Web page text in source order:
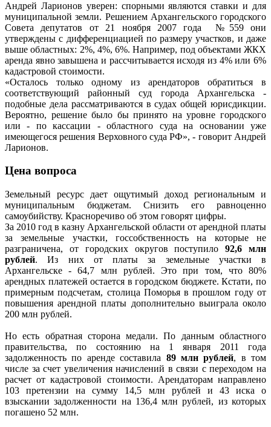
Андрей Ларионов уверен: спорными являются ставки и для
муниципальной земли. Решением Архангельского городского
Совета депутатов от 21 ноября 2007 года №559 они
утверждены с дифференциацией по размеру участков, и даже
выше областных: 2%, 4%, 6%. Например, под объектами ЖКХ
аренда явно завышена и рассчитывается исходя из 4% или 6%
кадастровой стоимости.
«Осталось только одному из арендаторов обратиться в
соответствующий районный суд города Архангельска -
подобные дела рассматриваются в судах общей юрисдикции.
Вероятно, решение было бы принято на уровне городского
или - по кассации - областного суда на основании уже
имеющегося решения Верховного суда РФ», - говорит Андрей
Ларионов.
Цена вопроса
Земельный ресурс дает ощутимый доход региональным и
муниципальным бюджетам. Снизить его равноценно
самоубийству. Красноречиво об этом говорят цифры.
За 2010 год в казну Архангельской области от арендной платы
за земельные участки, госсобственность на которые не
разграничена, от городских округов поступило92,6 млн
рублей. Из них от платы за земельные участки в
Архангельске - 64,7 млн рублей. Это при том, что 80%
арендных платежей остается в городском бюджете. Кстати, по
примерным подсчетам, столица Поморья в прошлом году от
повышения арендной платы дополнительно выиграла около
200 млн рублей.
Но есть обратная сторона медали. По данным областного
правительства, по состоянию на 1 января 2011 года
задолженность по аренде составила 89 млн рублей, в том
числе за счет увеличения начислений в связи с переходом на
расчет от кадастровой стоимости. Арендаторам направлено
103 претензии на сумму 14,5 млн рублей и 43 иска о
взыскании задолженности на 136,4 млн рублей, из которых
погашено 52 млн.